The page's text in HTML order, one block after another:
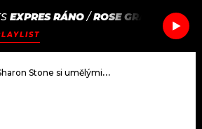
JAK
SEZNAM.CZ
EXPRES RÁNO/ROSE GRAY CLUB
Stone si umělými rty vystřelila z hollywoodských kolegyň: Sama plastiky odmítá z dobrého důvodu